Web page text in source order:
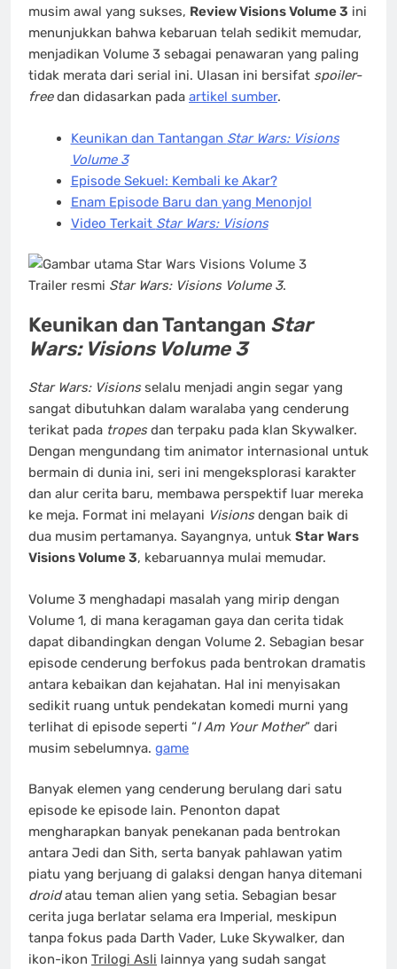
musim awal yang sukses, Review Visions Volume 3 ini
menunjukkan bahwa kebaruan telah sedikit memudar,
menjadikan Volume 3 sebagai penawaran yang paling
tidak merata dari serial ini. Ulasan ini bersifat spoiler-
freedan didasarkan pada artikel sumber.
Keunikan dan Tantangan Star Wars: Visions
Volume 3
Episode Sekuel: Kembali ke Akar?
Enam Episode Baru dan yang Menonjol
Video Terkait Star Wars: Visions
Trailer resmi Star Wars: Visions Volume 3.
Keunikan dan Tantangan Star
Wars: Visions Volume 3
Star Wars: Visionsselalu menjadi angin segar yang
sangat dibutuhkan dalam waralaba yang cenderung
terikat pada tropesdan terpaku pada klan Skywalker.
Dengan mengundang tim animator internasional untuk
bermain di dunia ini, seri ini mengeksplorasi karakter
dan alur cerita baru, membawa perspektif luar mereka
ke meja. Format ini melayani Visionsdengan baik di
dua musim pertamanya. Sayangnya, untuk Star Wars
Visions Volume 3, kebaruannya mulai memudar.
Volume 3 menghadapi masalah yang mirip dengan
Volume 1, di mana keragaman gaya dan cerita tidak
dapat dibandingkan dengan Volume 2. Sebagian besar
episode cenderung berfokus pada bentrokan dramatis
antara kebaikan dan kejahatan. Hal ini menyisakan
sedikit ruang untuk pendekatan komedi murni yang
terlihat di episode seperti “I Am Your Mother” dari
musim sebelumnya. game
Banyak elemen yang cenderung berulang dari satu
episode ke episode lain. Penonton dapat
mengharapkan banyak penekanan pada bentrokan
antara Jedi dan Sith, serta banyak pahlawan yatim
piatu yang berjuang di galaksi dengan hanya ditemani
droidatau teman alien yang setia. Sebagian besar
cerita juga berlatar selama era Imperial, meskipun
tanpa fokus pada Darth Vader, Luke Skywalker, dan
ikon-ikon Trilogi Asli lainnya yang sudah sangat